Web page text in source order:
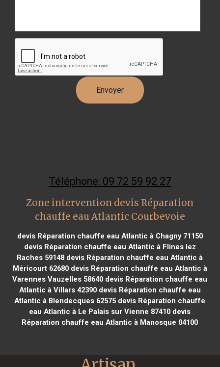
Téléphone: 09 72 59 92 27
Zone intervention devis Réparation
chauffe eau Atlantic Courbevoie
devis Réparation chauffe eau Atlantic à Chagny 71150
devis Réparation chauffe eau Atlantic à Flines lez
Raches 59148 devis Réparation chauffe eau Atlantic à
Méricourt 62680devis Réparation chauffe eau Atlantic à
Varennes Vauzelles 58640 devis Réparation chauffe eau
Atlantic à Villars 42390devis Réparation chauffe eau
Atlantic à Blendecques 62575 devis Réparation chauffe
eau Atlantic à Le Palais sur Vienne 87410 devis
Réparation chauffe eau Atlantic à Manosque 04100